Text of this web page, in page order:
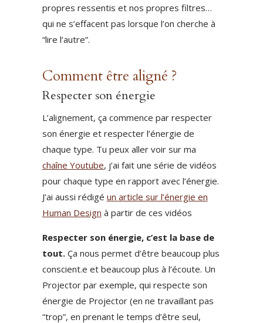
propres ressentis et nos propres filtres…
qui ne s’effacent pas lorsque l’on cherche à
“lire l’autre”.
Comment être aligné ?
Respecter son énergie
L’alignement, ça commence par respecter
son énergie et respecter l’énergie de
chaque type. Tu peux aller voir sur ma
chaîne Youtube, j’ai fait une série de vidéos
pour chaque type en rapport avec l’énergie.
J’ai aussi rédigé un article sur l’énergie en
Human Design à partir de ces vidéos
Respecter son énergie, c’est la base de
tout.Ça nous permet d’être beaucoup plus
conscient.e et beaucoup plus à l’écoute. Un
Projector par exemple, qui respecte son
énergie de Projector (en ne travaillant pas
“trop”, en prenant le temps d’être seul,